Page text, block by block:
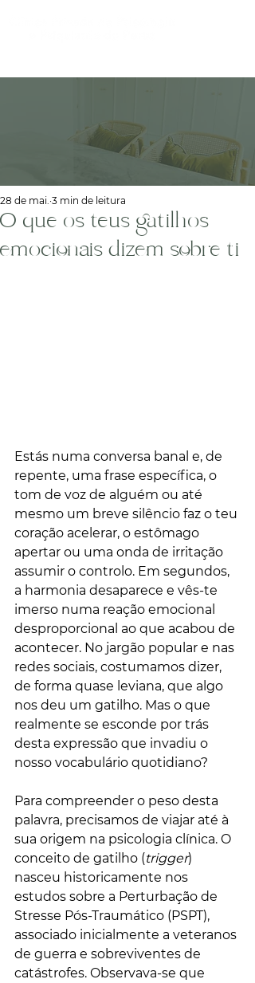
O que os teus gatilhos
emocionais dizem sobre ti
28 de mai. 3 min de leitura
Estás numa conversa banal e, de
repente, uma frase específica, o
tom de voz de alguém ou até
mesmo um breve silêncio faz o teu
coração acelerar, o estômago
apertar ou uma onda de irritação
assumir o controlo. Em segundos,
a harmonia desaparece e vês-te
imerso numa reação emocional
desproporcional ao que acabou de
acontecer. No jargão popular e nas
redes sociais, costumamos dizer,
de forma quase leviana, que algo
nos deu um gatilho. Mas o que
realmente se esconde por trás
desta expressão que invadiu o
nosso vocabulário quotidiano?
Para compreender o peso desta
palavra, precisamos de viajar até à
sua origem na psicologia clínica. O
conceito de gatilho (trigger)
nasceu historicamente nos
estudos sobre a Perturbação de
Stresse Pós-Traumático (PSPT),
associado inicialmente a veteranos
de guerra e sobreviventes de
catástrofes. Observava-se que